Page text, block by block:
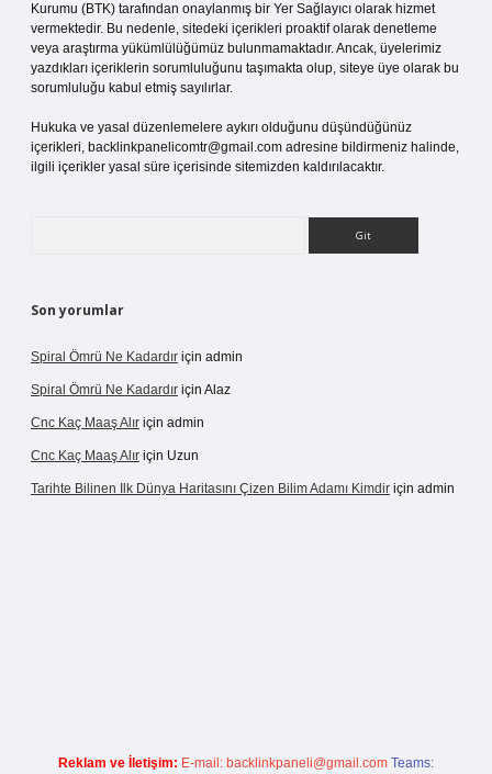
Kurumu (BTK) tarafından onaylanmış bir Yer Sağlayıcı olarak hizmet
vermektedir. Bu nedenle, sitedeki içerikleri proaktif olarak denetleme
veya araştırma yükümlülüğümüz bulunmamaktadır. Ancak, üyelerimiz
yazdıkları içeriklerin sorumluluğunu taşımakta olup, siteye üye olarak bu
sorumluluğu kabul etmiş sayılırlar.
Hukuka ve yasal düzenlemelere aykırı olduğunu düşündüğünüz
içerikleri, backlinkpanelicomtr@gmail.com adresine bildirmeniz halinde,
ilgili içerikler yasal süre içerisinde sitemizden kaldırılacaktır.
Son yorumlar
Spiral Ömrü Ne Kadardır için admin
Spiral Ömrü Ne Kadardır için Alaz
Cnc Kaç Maaş Alır için admin
Cnc Kaç Maaş Alır için Uzun
Tarihte Bilinen Ilk Dünya Haritasını Çizen Bilim Adamı Kimdir için admin
Reklam ve İletişim: E-mail: backlinkpaneli@gmail.com Teams: